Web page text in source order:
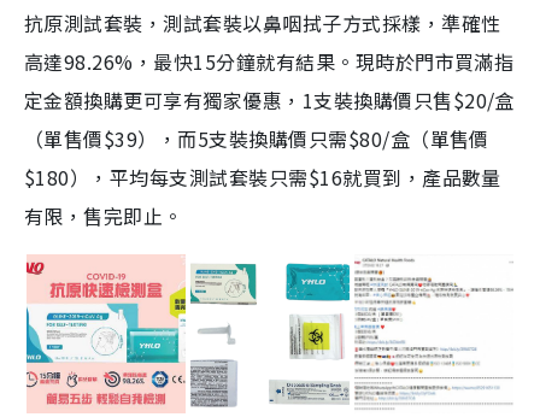
抗原測試套裝，測試套裝以鼻咽拭子方式採樣，準確性
高達98.26%，最快15分鐘就有結果。現時於門市買滿指
定金額換購更可享有獨家優惠，1支裝換購價只售$20/盒
（單售價$39），而5支裝換購價只需$80/盒（單售價
$180），平均每支測試套裝只需$16就買到，產品數量
有限，售完即止。